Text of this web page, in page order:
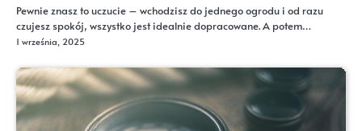
Pewnie znasz to uczucie – wchodzisz do jednego ogrodu i od razu
czujesz spokój, wszystko jest idealnie dopracowane. A potem…
1 września, 2025